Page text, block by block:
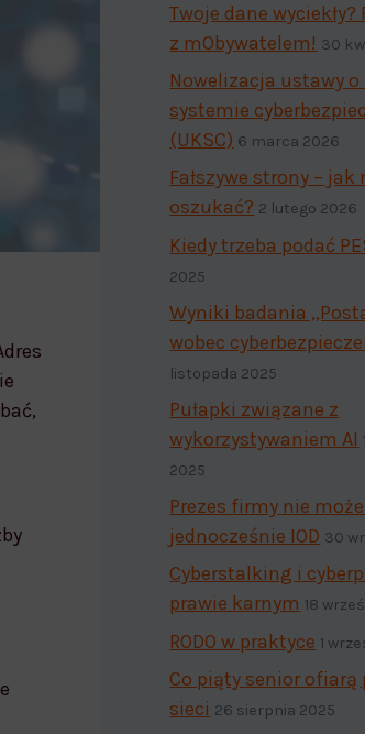
Twoje dane
z mObywatelem! 30
Nowelizacja ustawy
systemie
(UKSC) 6 marca 2026
Fałszywe strony – jak
oszukać? 2 lutego 2026
Kiedy trzeba podać
2025
Wyniki badania
wobec
listopada 2025
Pułapki związane z
wykorzystywaniem AI
2025
Prezes firmy nie
jednocześnie IOD 30
Cyberstalking i
prawie karnym 18
RODO w praktyce 1
Co piąty senior ofiarą
sieci 26 sierpnia 2025